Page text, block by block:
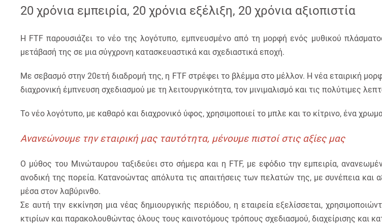
20 χρόνια εμπειρία, 20 χρόνια εξέλιξη, 20 χρόνια αξιοπιστία
Η FTF παρουσιάζει το νέο της λογότυπο, εμπνευσμένο από τη μορφή ενός μυθικού
μετάβασή της σε μια σύγχρονη κατασκευαστικά και σχεδιαστικά εποχή.
Με σεβασμό στην 20ετή διαδρομή της, η FTF στρέφει το βλέμμα στο μέλλον. Η νέα εταιρική
διαχρονική έμπνευση σχεδιασμού με τη λειτουργικότητα, τον μινιμαλισμό και τις πολύτιμες
Το νέο λογότυπο, με καθαρό και διαχρονικό ύφος, χρησιμοποιεί το μπλε και το κίτρινο, ένα
Ανανεώνουμε την εταιρική μας ταυτότητα, μένουμε πιστοί στις αξίες μας
Ο μύθος του Μινώταυρου ταξιδεύει στο σήμερα και η FTF, με εφόδιο την εμπειρία,
ανοδική της πορεία. Κατανοώντας απόλυτα τις απαιτήσεις των πελατών της, με συνέπεια και
μέσα στον λαβύρινθο.
Σε αυτή την εκκίνηση μια νέας δημιουργικής περιόδου, η εταιρεία εξελίσσεται,
κτιρίων και παρακολουθώντας όλους τους καινοτόμους τρόπους σχεδιασμού, διαχείρισης και